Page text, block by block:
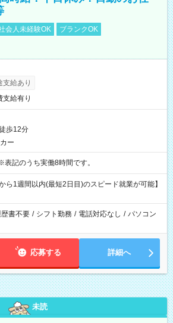
会人未経験OK
ブランクOK
支給あり
支給有り
歩12分
ー
～17:30 ※表記のうち実働8時間です。
ら1週間以内(最短2日目)のスピード就業が可能】
歴書不要 / シフト勤務 / 電話対応なし / パソコン
応募する 詳細へ
未読